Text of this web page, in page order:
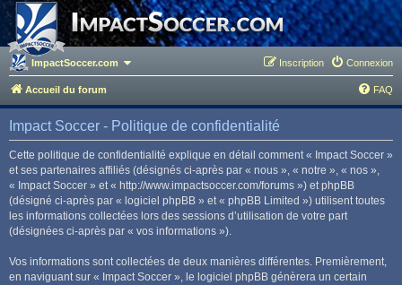
ImpactSoccer.com Connexion
Inscription
Accueil du forum FAQ
Impact Soccer - Politique de confidentialité
Cette politique de confidentialité explique en détail comment « Impact Soccer »
et ses partenaires affiliés (désignés ci-après par « nous », « notre », « nos »,
« Impact Soccer » et « http://www.impactsoccer.com/forums ») et phpBB
(désigné ci-après par « logiciel phpBB » et « phpBB Limited ») utilisent toutes
les informations collectées lors des sessions d’utilisation de votre part
(désignées ci-après par « vos informations »).
Vos informations sont collectées de deux manières différentes. Premièrement,
en naviguant sur « Impact Soccer », le logiciel phpBB génèrera un certain